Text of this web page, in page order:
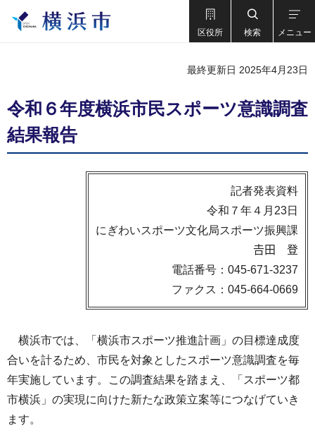
区役所 検索 メニュー
最終更新日 2025年4月23日
令和６年度横浜市民スポーツ意識調査
結果報告
記者発表資料
令和７年４月23日
にぎわいスポーツ文化局スポーツ振興課
𠮷田 登
電話番号：045-671-3237
ファクス：045-664-0669
横浜市では、「横浜市スポーツ推進計画」の目標達成度
合いを計るため、市民を対象としたスポーツ意識調査を毎
年実施しています。この調査結果を踏まえ、「スポーツ都
市横浜」の実現に向けた新たな政策立案等につなげていき
ます。